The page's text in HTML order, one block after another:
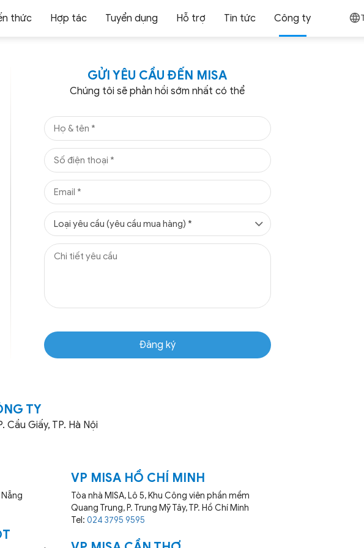
thức Hợp tác Tuyển dụng Hỗ trợ Tin tức Công ty
GỬI YÊU CẦU ĐẾN MISA
Chúng tôi sẽ phản hồi sớm nhất có thể
TY
Giấy, TP. Hà Nội
VP MISA HỒ CHÍ MINH
Tòa nhà MISA, Lô 5, Khu Công viên phần mềm
Quang Trung, P. Trung Mỹ Tây, TP. Hồ Chí Minh
Tel:024 3795 9595